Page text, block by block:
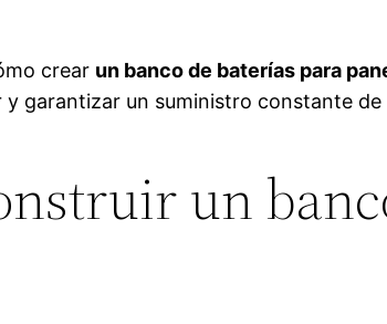
crear un banco de baterías para
garantizar un suministro constante
un